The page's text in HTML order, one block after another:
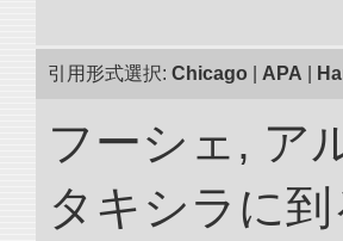
引用形式選択: Chicago APA
フーシェ, ア
タキシラに